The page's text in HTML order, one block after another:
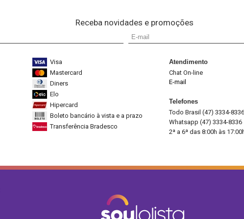
Receba novidades e promoções
Visa
Mastercard
Diners
Elo
Hipercard
Boleto bancário à vista e a prazo
Transferência Bradesco
Atendimento
Chat On-line
E-mail
Telefones
Todo Brasil (47) 3334-8336
Whatsapp (47) 3334-8336
2ª a 6ª das 8:00h às